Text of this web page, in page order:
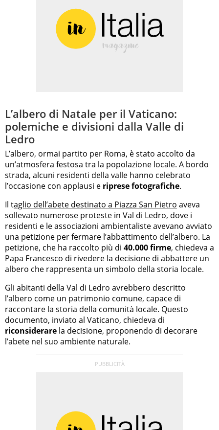
L’albero di Natale per il Vaticano:
polemiche e divisioni dalla Valle di
Ledro
L’albero, ormai partito per Roma, è stato accolto da
un’atmosfera festosa tra la popolazione locale. A bordo
strada, alcuni residenti della valle hanno celebrato
l’occasione con applausi e riprese fotografiche.
Il taglio dell’abete destinato a Piazza San Pietro aveva
sollevato numerose proteste in Val di Ledro, dove i
residenti e le associazioni ambientaliste avevano avviato
una petizione per fermare l’abbattimento dell’albero. La
petizione, che ha raccolto più di 40.000 firme, chiedeva a
Papa Francesco di rivedere la decisione di abbattere un
albero che rappresenta un simbolo della storia locale.
Gli abitanti della Val di Ledro avrebbero descritto
l’albero come un patrimonio comune, capace di
raccontare la storia della comunità locale. Questo
documento, inviato al Vaticano, chiedeva di
riconsiderare la decisione, proponendo di decorare
l’abete nel suo ambiente naturale.